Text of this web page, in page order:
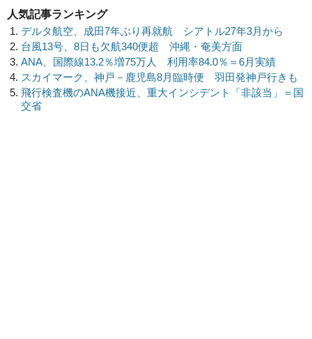
人気記事ランキング
デルタ航空、成田7年ぶり再就航 シアトル27年3月から
台風13号、8日も欠航340便超 沖縄・奄美方面
ANA、国際線13.2％増75万人 利用率84.0％＝6月実績
スカイマーク、神戸－鹿児島8月臨時便 羽田発神戸行きも
飛行検査機のANA機接近、重大インシデント「非該当」＝国
交省